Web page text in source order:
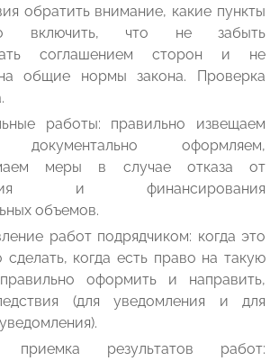
обратить внимание, какие пункты
включить, что не забыть
соглашением сторон и не
общие нормы закона. Проверка
работы: правильно извещаем
документально оформляем,
меры в случае отказа от
и финансирования
объемов.
работ подрядчиком: когда это
сделать, когда есть право на такую
оформить и направить,
(для уведомления и для
результатов работ: